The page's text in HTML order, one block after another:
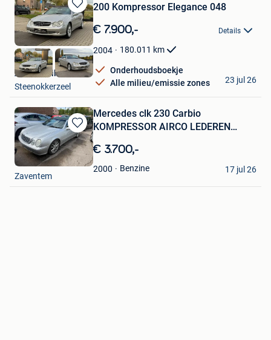
Bewaren
in
Mijn
Favorieten
200 Kompressor Elegance 048
€ 7.900,- Details
2004 180.011 km
Onderhoudsboekje
Alle milieu/emissie zones
Auto Mobile Invest
Steenokkerzeel
23 jul 26
Bewaren
in
Mijn
Favorieten
Mercedes clk 230 Carbio
KOMPRESSOR AIRCO LEDEREN
€ 3.700,-
2000 Benzine
Clk
Zaventem
17 jul 26